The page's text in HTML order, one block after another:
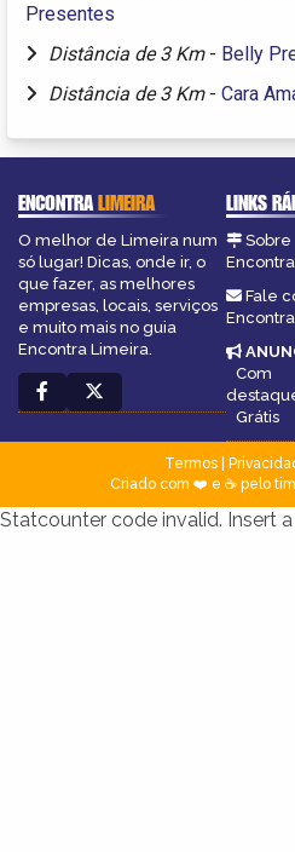
Presentes
Distância de 3 Km - Belly
Distância de 3 Km - Cara
ENCONTRALIMEIRA
O melhor de Limeira num
só lugar! Dicas, onde ir, o
que fazer, as melhores
empresas, locais, serviços
e muito mais no guia
Encontra Limeira.
LINKS
Sobre
Fale
Com
Grátis
Termos|
Criado com ❤️ e ☕ pelo
Statcounter code invalid. Insert